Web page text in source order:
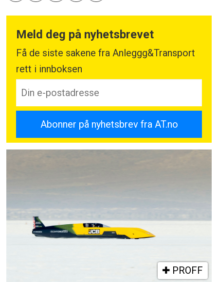
Meld deg på nyhetsbrevet
Få de siste sakene fra Anleggg&Transport
rett i innboksen
PROFF